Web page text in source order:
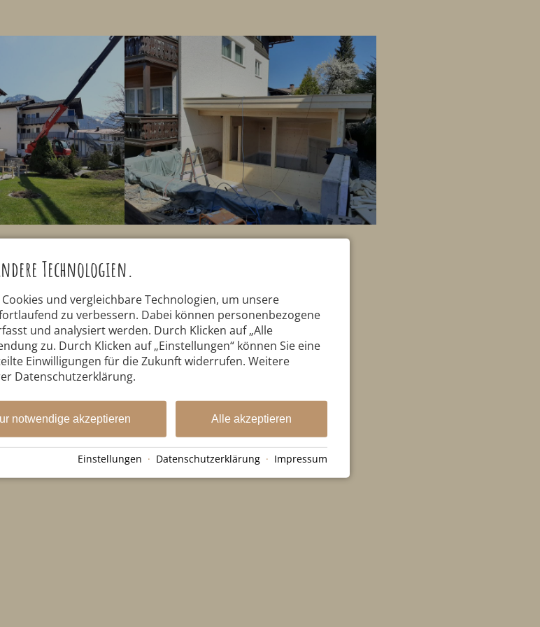
Technologien.
und vergleichbare Technologien, um unsere
zu verbessern. Dabei können personenbezogene
und analysiert werden. Durch Klicken auf „Alle
zu. Durch Klicken auf „Einstellungen“ können Sie eine
Einwilligungen für die Zukunft widerrufen. Weitere
Datenschutzerklärung.
Alle akzeptieren
notwendige akzeptieren
Einstellungen · Datenschutzerklärung · Impressum